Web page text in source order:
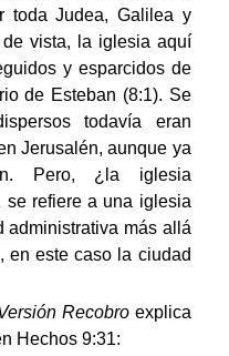
toda Judea, Galilea y
de vista, la iglesia aquí
y esparcidos de
de Esteban (8:1). Se
todavía eran
Jerusalén, aunque ya
Pero, ¿la iglesia
se refiere a una iglesia
administrativa más allá
en este caso la ciudad
Recobro explica
Hechos 9:31: